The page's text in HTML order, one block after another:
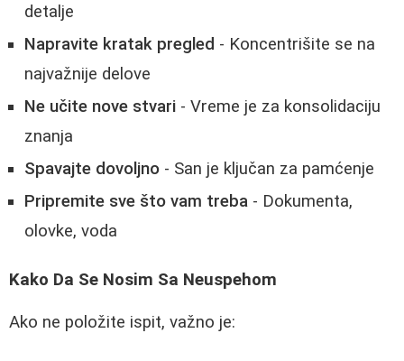
detalje
Napravite kratak pregled - Koncentrišite se na
najvažnije delove
Ne učite nove stvari - Vreme je za konsolidaciju
znanja
Spavajte dovoljno - San je ključan za pamćenje
Pripremite sve što vam treba - Dokumenta,
olovke, voda
Kako Da Se Nosim Sa Neuspehom
Ako ne položite ispit, važno je: